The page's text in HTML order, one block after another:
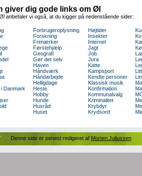
giver dig gode links om Øl
anbefaler vi også, at du kigger på nedenstående sider:
Danmark
Forbrugeroplysning
Forskning
Frimærker
Førstehjælp
Geografi
Gør det selv
Haven
Håndværk
Håndarbejde
Helligdage
Heste
Hobby
Hunde
Husråd
Huset
Højtider
Insekter
Internet
Jagt
Job
Jura
Katte
Kampsport
Kendte personer
Klassisk musik
Konfirmation
Kommunalvalg
Kriminalitet
Krybdyr
Krydsord
Denne side er senest redigeret af Morten Juliussen